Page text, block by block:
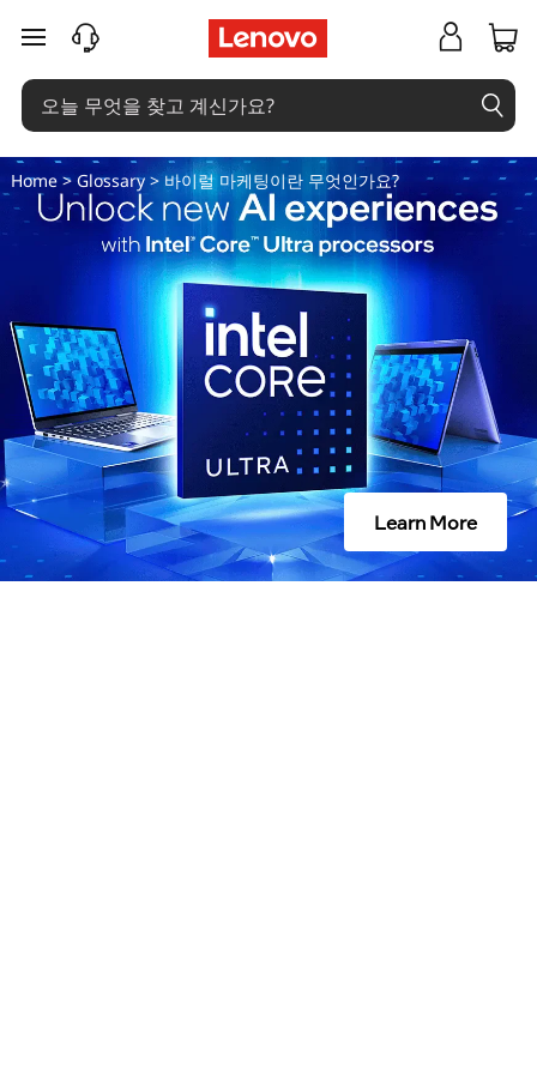
바
이
럴
마
케
이
란
무
엇
인
주요 콘텐츠로 건너뛰기
Home> Glossary> 바이럴 마케팅이란 무엇인가요?
Learn More